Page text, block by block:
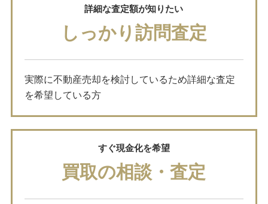
詳細な査定額が知りたい
しっかり訪問査定
実際に不動産売却を検討しているため詳細な査定
を希望している方
すぐ現金化を希望
買取の相談・査定